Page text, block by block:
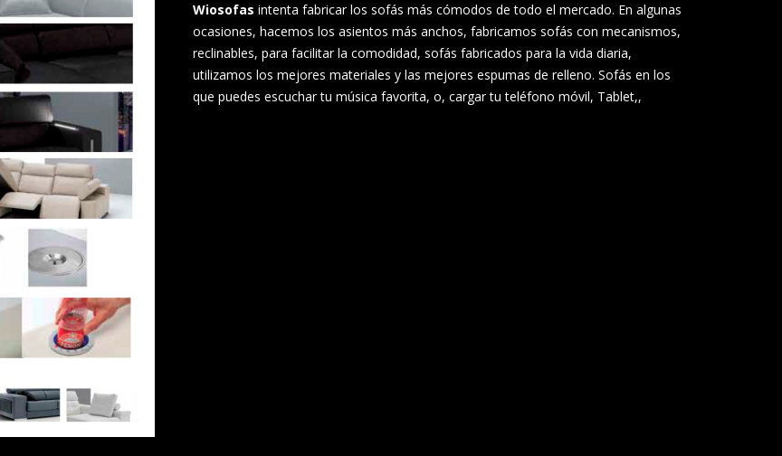
Wiosofas intenta fabricar los sofás más cómodos de todo el mercado. En algunas
ocasiones, hacemos los asientos más anchos, fabricamos sofás con mecanismos,
reclinables, para facilitar la comodidad, sofás fabricados para la vida diaria,
utilizamos los mejores materiales y las mejores espumas de relleno. Sofás en los
que puedes escuchar tu música favorita, o, cargar tu teléfono móvil, Tablet,,